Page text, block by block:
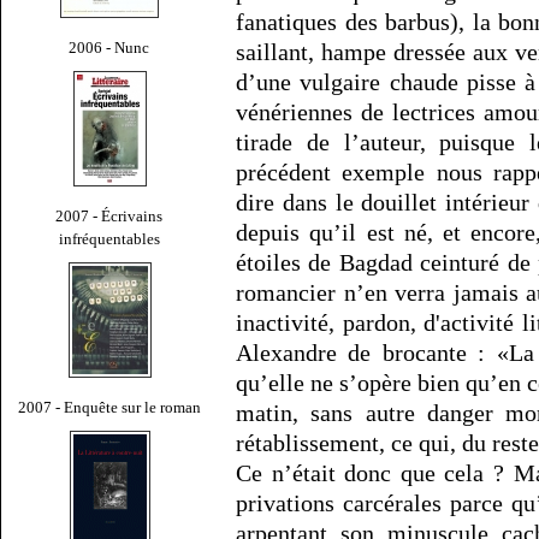
2006 - Nunc
2007 - Écrivains
infréquentables
2007 - Enquête sur le roman
fanatiques des barbus), la
saillant, hampe dressée aux
d’une vulgaire chaude pisse
vénériennes de lectrices
tirade de l’auteur, puisque
précédent exemple nous
dire dans le douillet intérieur
depuis qu’il est né, et
étoiles de Bagdad ceinturé
romancier n’en verra jamais
inactivité, pardon, d'activité
Alexandre de brocante :
qu’elle ne s’opère bien
matin, sans autre danger
rétablissement, ce qui, du
Ce n’était donc que cela ?
privations carcérales parce
arpentant son minuscule